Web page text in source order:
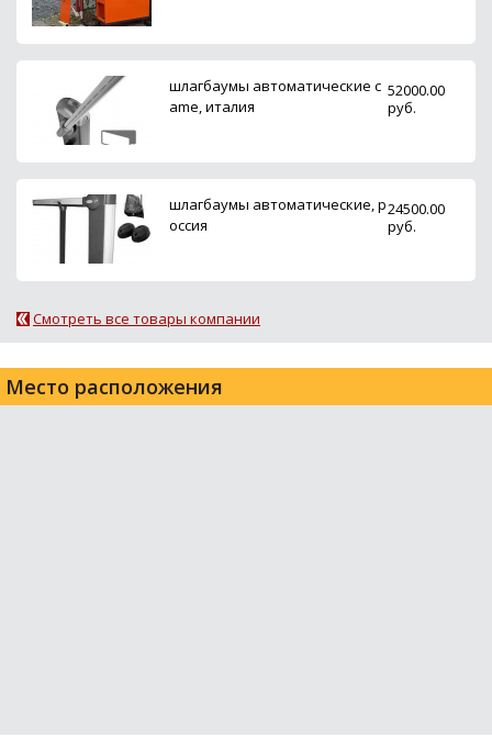
шлагбаумы автоматические c
ame, италия
52000.00
руб.
шлагбаумы автоматические, р
оссия
24500.00
руб.
Смотреть все товары компании
Место расположения